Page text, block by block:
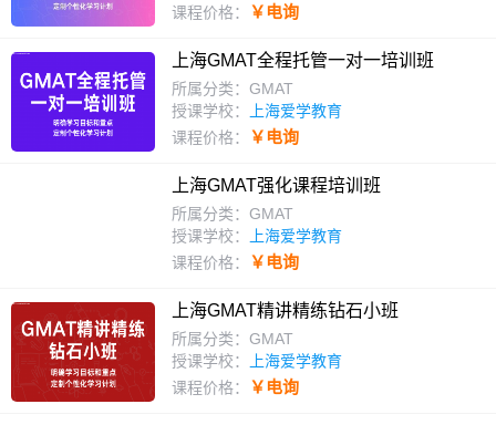
课程价格：
￥电询
上海GMAT全程托管一对一培训班
所属分类：GMAT
授课学校：
上海爱学教育
课程价格：
￥电询
上海GMAT强化课程培训班
所属分类：GMAT
授课学校：
上海爱学教育
课程价格：
￥电询
上海GMAT精讲精练钻石小班
所属分类：GMAT
授课学校：
上海爱学教育
课程价格：
￥电询